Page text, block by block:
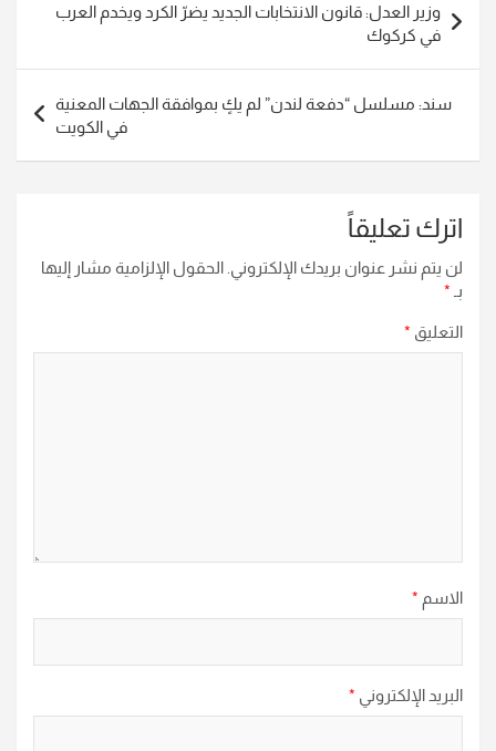
المقالات
وزير العدل: قانون الانتخابات الجديد يضرّ الكرد ويخدم العرب
في كركوك
سند: مسلسل “دفعة لندن” لم يكٍ بموافقة الجهات المعنية
في الكويت
اترك تعليقاً
لن يتم نشر عنوان بريدك الإلكتروني. الحقول الإلزامية مشار إليها
بـ *
التعليق *
الاسم *
البريد الإلكتروني *